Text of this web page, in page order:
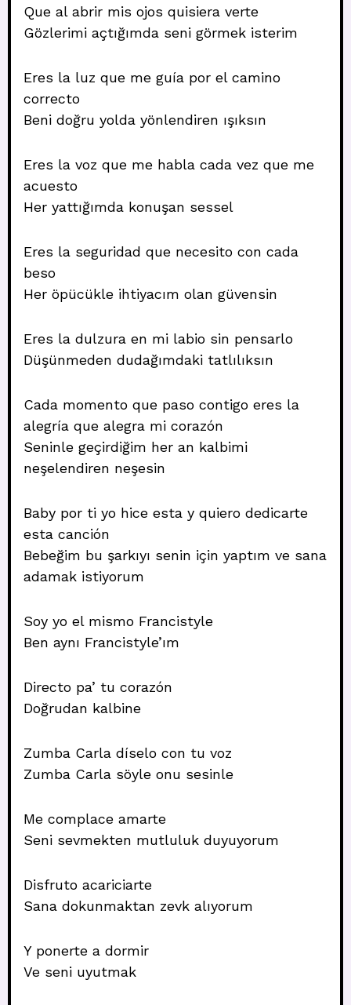
Que al abrir mis ojos quisiera verte
Gözlerimi açtığımda seni görmek isterim
Eres la luz que me guía por el camino
correcto
Beni doğru yolda yönlendiren ışıksın
Eres la voz que me habla cada vez que me
acuesto
Her yattığımda konuşan sessel
Eres la seguridad que necesito con cada
beso
Her öpücükle ihtiyacım olan güvensin
Eres la dulzura en mi labio sin pensarlo
Düşünmeden dudağımdaki tatlılıksın
Cada momento que paso contigo eres la
alegría que alegra mi corazón
Seninle geçirdiğim her an kalbimi
neşelendiren neşesin
Baby por ti yo hice esta y quiero dedicarte
esta canción
Bebeğim bu şarkıyı senin için yaptım ve sana
adamak istiyorum
Soy yo el mismo Francistyle
Ben aynı Francistyle’ım
Directo pa’ tu corazón
Doğrudan kalbine
Zumba Carla díselo con tu voz
Zumba Carla söyle onu sesinle
Me complace amarte
Seni sevmekten mutluluk duyuyorum
Disfruto acariciarte
Sana dokunmaktan zevk alıyorum
Y ponerte a dormir
Ve seni uyutmak